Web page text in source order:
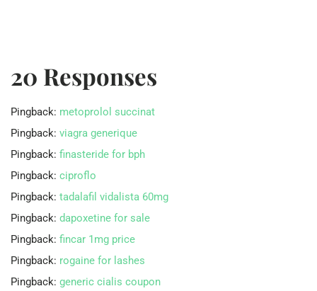
20 Responses
Pingback: metoprolol succinat
Pingback: viagra generique
Pingback: finasteride for bph
Pingback: ciproflo
Pingback: tadalafil vidalista 60mg
Pingback: dapoxetine for sale
Pingback: fincar 1mg price
Pingback: rogaine for lashes
Pingback: generic cialis coupon